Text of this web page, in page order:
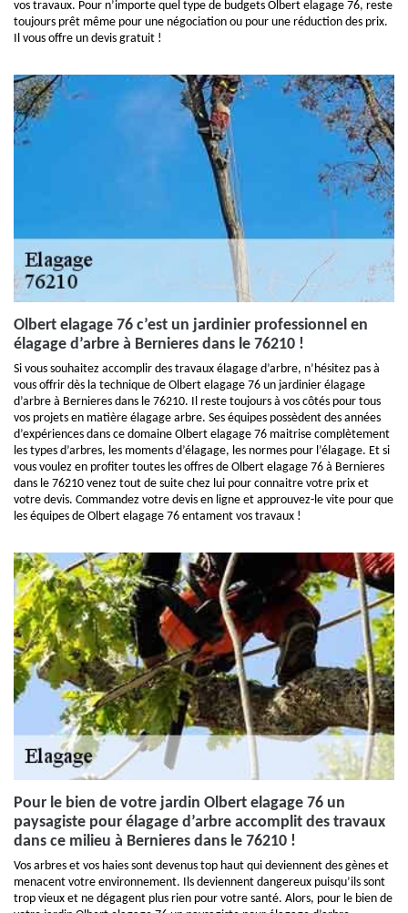
vos travaux. Pour n’importe quel type de budgets Olbert elagage 76, reste
toujours prêt même pour une négociation ou pour une réduction des prix.
Il vous offre un devis gratuit !
Olbert elagage 76 c’est un jardinier professionnel en
élagage d’arbre à Bernieres dans le 76210 !
Si vous souhaitez accomplir des travaux élagage d’arbre, n’hésitez pas à
vous offrir dès la technique de Olbert elagage 76 un jardinier élagage
d’arbre à Bernieres dans le 76210. Il reste toujours à vos côtés pour tous
vos projets en matière élagage arbre. Ses équipes possèdent des années
d’expériences dans ce domaine Olbert elagage 76 maitrise complètement
les types d’arbres, les moments d’élagage, les normes pour l’élagage. Et si
vous voulez en profiter toutes les offres de Olbert elagage 76 à Bernieres
dans le 76210 venez tout de suite chez lui pour connaitre votre prix et
votre devis. Commandez votre devis en ligne et approuvez-le vite pour que
les équipes de Olbert elagage 76 entament vos travaux !
Pour le bien de votre jardin Olbert elagage 76 un
paysagiste pour élagage d’arbre accomplit des travaux
dans ce milieu à Bernieres dans le 76210 !
Vos arbres et vos haies sont devenus top haut qui deviennent des gènes et
menacent votre environnement. Ils deviennent dangereux puisqu’ils sont
trop vieux et ne dégagent plus rien pour votre santé. Alors, pour le bien de